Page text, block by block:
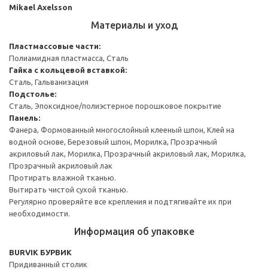
Mikael Axelsson
Материалы и уход
Пластмассовые части:
Полиамидная пластмасса, Сталь
Гайка с кольцевой вставкой:
Сталь, Гальванизация
Подстолье:
Сталь, Эпоксидное/полиэстерное порошковое покрытие
Панель:
Фанера, Формованный многослойный клееный шпон, Клей на
водной основе, Березовый шпон, Морилка, Прозрачный
акриловый лак, Морилка, Прозрачный акриловый лак, Морилка,
Прозрачный акриловый лак
Протирать влажной тканью.
Вытирать чистой сухой тканью.
Регулярно проверяйте все крепления и подтягивайте их при
необходимости.
Информация об упаковке
BURVIK БУРВИК
Придиванный столик